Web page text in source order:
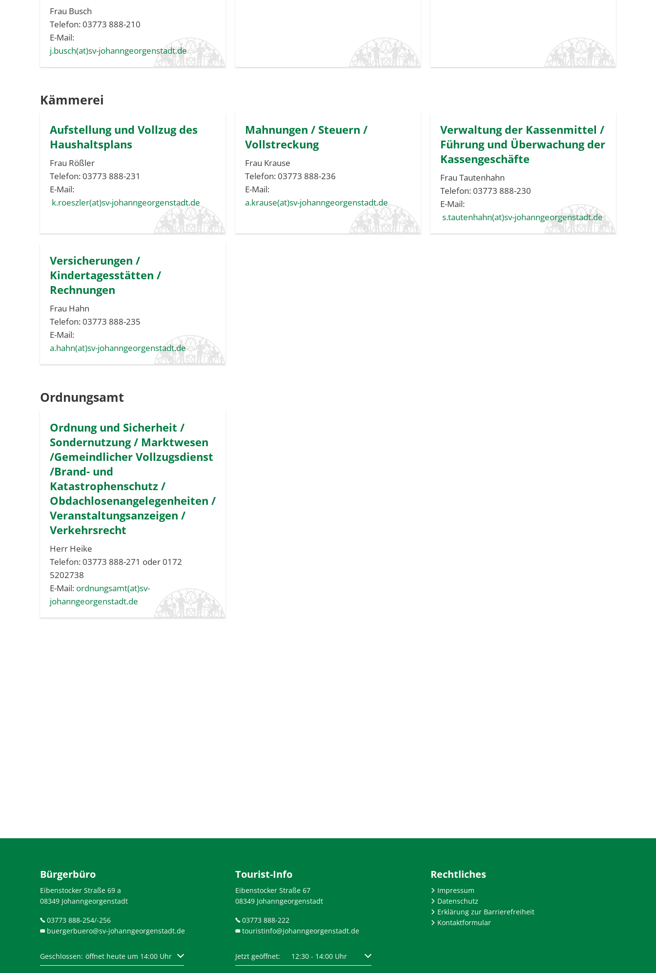
Frau Busch
Telefon: 03773 888-210
E-Mail:
j.busch(at)sv-johanngeorgenstadt.de
Kämmerei
Aufstellung und Vollzug des
Haushaltsplans
Frau Rößler
Telefon: 03773 888-231
E-Mail:
k.roeszler(at)sv-johanngeorgenstadt.de
Mahnungen / Steuern /
Vollstreckung
Frau Krause
Telefon: 03773 888-236
E-Mail:
a.krause(at)sv-johanngeorgenstadt.de
Verwaltung der Kassenmittel /
Führung und Überwachung der
Kassengeschäfte
Frau Tautenhahn
Telefon: 03773 888-230
E-Mail:
s.tautenhahn(at)sv-johanngeorgenstadt.de
Versicherungen /
Kindertagesstätten /
Rechnungen
Frau Hahn
Telefon: 03773 888-235
E-Mail:
a.hahn(at)sv-johanngeorgenstadt.de
Ordnungsamt
Ordnung und Sicherheit /
Sondernutzung / Marktwesen
/Gemeindlicher Vollzugsdienst
/Brand- und
Katastrophenschutz /
Obdachlosenangelegenheiten /
Veranstaltungsanzeigen /
Verkehrsrecht
Herr Heike
Telefon: 03773 888-271 oder 0172
5202738
E-Mail: ordnungsamt(at)sv-
johanngeorgenstadt.de
Bürgerbüro
Eibenstocker Straße 69 a
08349 Johanngeorgenstadt
03773 888-254/-256
buergerbuero@sv-johanngeorgenstadt.de
Klicken, um weitere Öffnungs- oder Schließzeiten auszublenden
Geschlossen: öffnet heute um 14:00 Uhr
Tourist-Info
Eibenstocker Straße 67
08349 Johanngeorgenstadt
03773 888-222
touristinfo@johanngeorgenstadt.de
Klicken, um weitere Öffnungs- oder Schließzeiten auszublenden
Jetzt geöffnet: 12:30 - 14:00 Uhr Von 12:30 bis 14:00 Uhr
Rechtliches
Impressum
Datenschutz
Erklärung zur Barrierefreiheit
Kontaktformular